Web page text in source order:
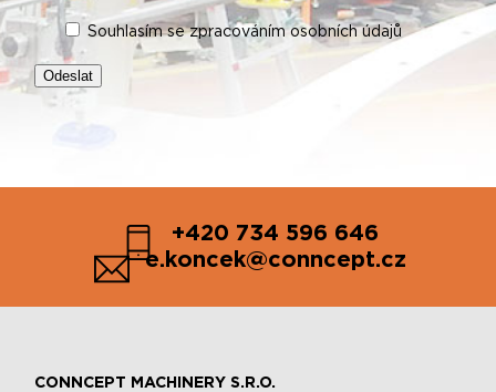
Souhlasím se zpracováním osobních údajů
+420 734 596 646
e.koncek@conncept.cz
CONNCEPT MACHINERY S.R.O.